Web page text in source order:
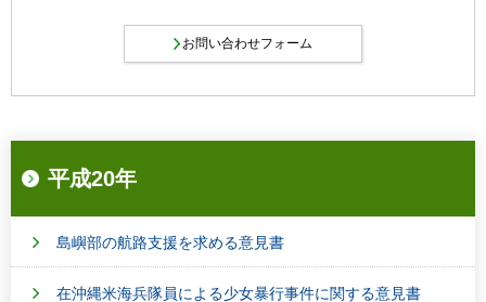
平成20年
島嶼部の航路支援を求める意見書
在沖縄米海兵隊員による少女暴行事件に関する意見書